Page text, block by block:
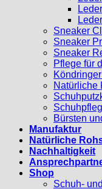
Sneaker
Sneaker
Sneaker
Pflege für
Natürliche
Bürsten
Manufaktur
Natürliche
Nachhaltigkeit
Shop
Schuh-